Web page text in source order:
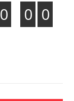
0 0 0